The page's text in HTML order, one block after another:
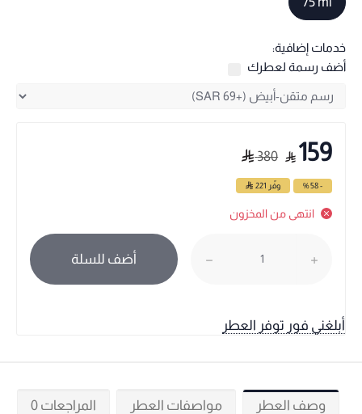
خدمات إضافية:
أضف رسمة لعطرك
159
380
- 58 % وفّر 221
انتهى من المخزون
أضف للسلة
أبلغني فور توفر العطر
وصف العطر مواصفات العطر المراجعات 0